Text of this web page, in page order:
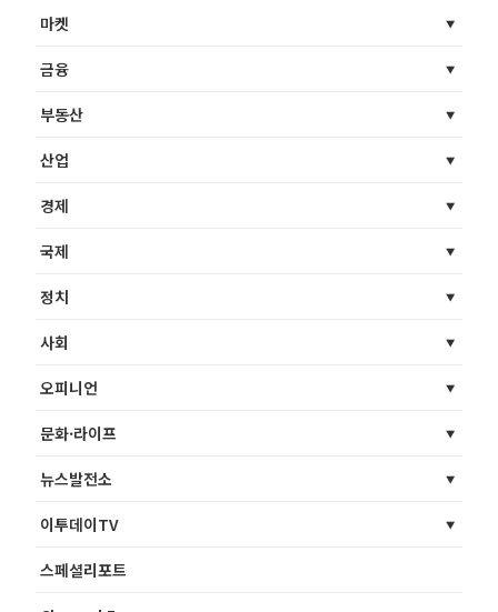
마켓
금융
부동산
산업
경제
국제
정치
사회
오피니언
문화·라이프
뉴스발전소
이투데이TV
스페셜리포트